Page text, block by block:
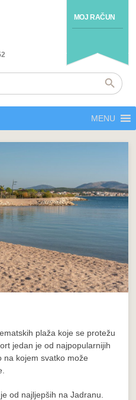
MOJ RAČUN
MENU
plaža koje se protežu
jedan je od najpopularnijih
na kojem svatko može
od najljepših na Jadranu.